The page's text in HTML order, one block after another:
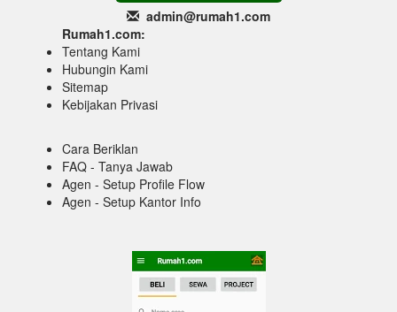
admin@rumah1.com
Rumah1.com:
Tentang Kami
Hubungin Kami
Sitemap
Kebijakan Privasi
Cara Beriklan
FAQ - Tanya Jawab
Agen - Setup Profile Flow
Agen - Setup Kantor Info